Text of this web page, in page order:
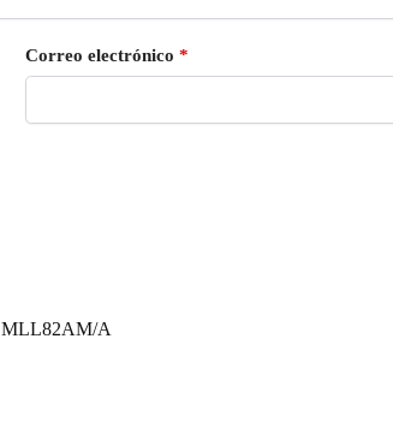
Correo electrónico *
MLL82AM/A